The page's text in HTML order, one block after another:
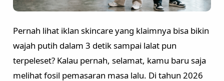
Sunscreen
Lip Care
Lip Scrub
Lip Oil
Pernah lihat iklan skincare yang klaimnya bisa bikin
wajah putih dalam 3 detik sampai lalat pun
terpeleset? Kalau pernah, selamat, kamu baru saja
melihat fosil pemasaran masa lalu. Di tahun 2026